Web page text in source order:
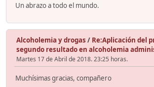
Un abrazo a todo el mundo.
Alcoholemia y drogas / Re:Aplicación del
segundo resultado en alcoholemia
Martes 17 de Abril de 2018. 23:25 horas.
Muchísimas gracias, compañero